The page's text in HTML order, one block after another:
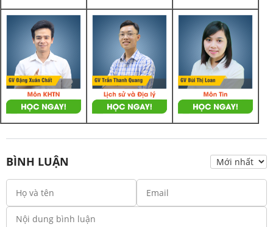
BÌNH LUẬN